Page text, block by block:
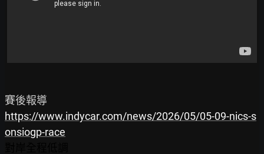
https://www.indycar.com/news/2026/05/05-09-nics-s
onsiogp-race